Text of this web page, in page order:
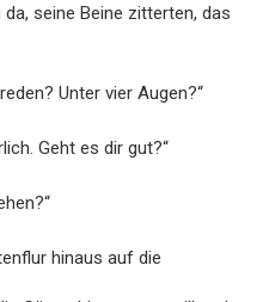
seine Beine zitterten, das
Unter vier Augen?“
Geht es dir gut?“
hinaus auf die